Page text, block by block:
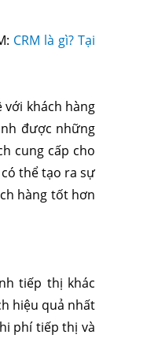
CRM là gì? Tại
với khách hàng
được những
cung cấp cho
thể tạo ra sự
hàng tốt hơn
tiếp thị khác
hiệu quả nhất
phí tiếp thị và